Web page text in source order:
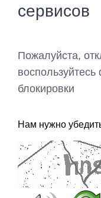
сервисов
Пожалуйста,
блокировки
Нам нужно